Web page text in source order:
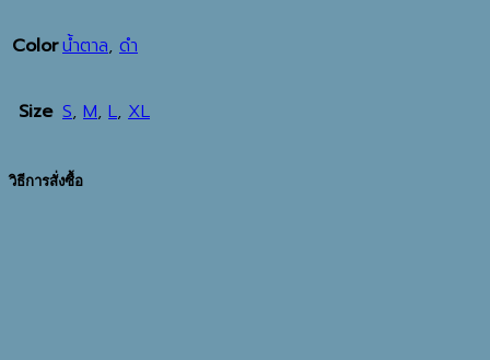
Colorน้ำตาล, ดำ
Size S, M, L, XL
วิธีการสั่งซื้อ